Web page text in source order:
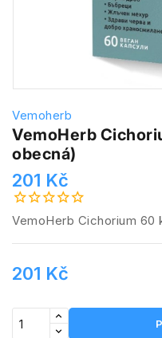
Vemoherb
VemoHerb
obecná)
201 Kč
VemoHerb Cichorium 60
201 Kč